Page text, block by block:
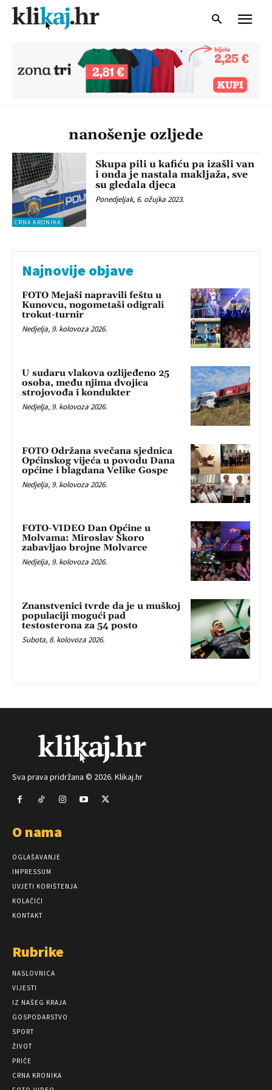
nanošenje ozljede
CRNA KRONIKA
Skupa pili u kafiću pa izašli van
i onda je nastala makljaža, sve
su gledala djeca
Ponedjeljak, 6. ožujka 2023.
Najnovije objave
FOTO Mejaši napravili feštu u
Kunovcu, nogometaši odigrali
trokut-turnir
Nedjelja, 9. kolovoza 2026.
U sudaru vlakova ozlijeđeno 25
osoba, među njima dvojica
strojovođa i kondukter
Nedjelja, 9. kolovoza 2026.
FOTO Održana svečana sjednica
Općinskog vijeća u povodu Dana
općine i blagdana Velike Gospe
Nedjelja, 9. kolovoza 2026.
FOTO-VIDEO Dan Općine u
Molvama: Miroslav Škoro
zabavljao brojne Molvarce
Nedjelja, 9. kolovoza 2026.
Znanstvenici tvrde da je u muškoj
populaciji mogući pad
testosterona za 54 posto
Subota, 8. kolovoza 2026.
Sva prava pridržana © 2026. Klikaj.hr
O nama
OGLAŠAVANJE
IMPRESSUM
UVJETI KORIŠTENJA
KOLAČIĆI
KONTAKT
Rubrike
NASLOVNICA
VIJESTI
IZ NAŠEG KRAJA
GOSPODARSTVO
SPORT
ŽIVOT
PRIČE
CRNA KRONIKA